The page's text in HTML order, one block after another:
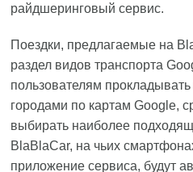
райдшеринговый сервис.
Поездки, предлагаемые на
раздел видов транспорта
пользователям
городами по картам Google,
выбирать наиболее
BlaBlaCar, на чьих
приложение сервиса, будут